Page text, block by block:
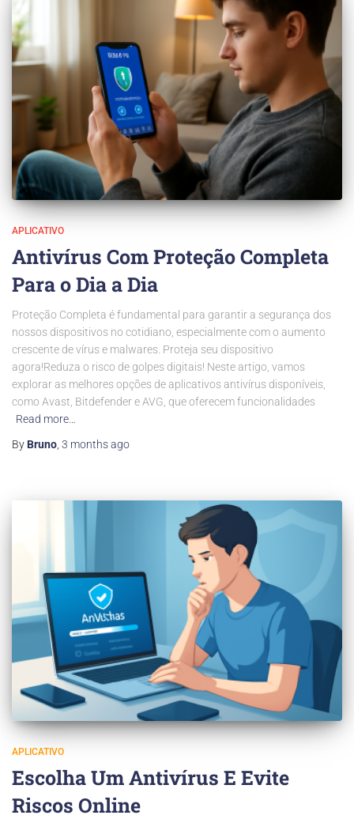
APLICATIVO
Antivírus Com Proteção Completa
Para o Dia a Dia
Proteção Completa é fundamental para garantir a segurança dos
nossos dispositivos no cotidiano, especialmente com o aumento
crescente de vírus e malwares. Proteja seu dispositivo
agora!Reduza o risco de golpes digitais! Neste artigo, vamos
explorar as melhores opções de aplicativos antivírus disponíveis,
como Avast, Bitdefender e AVG, que oferecem funcionalidades
Read more…
By Bruno 3 monthsago
APLICATIVO
Escolha Um Antivírus E Evite
Riscos Online